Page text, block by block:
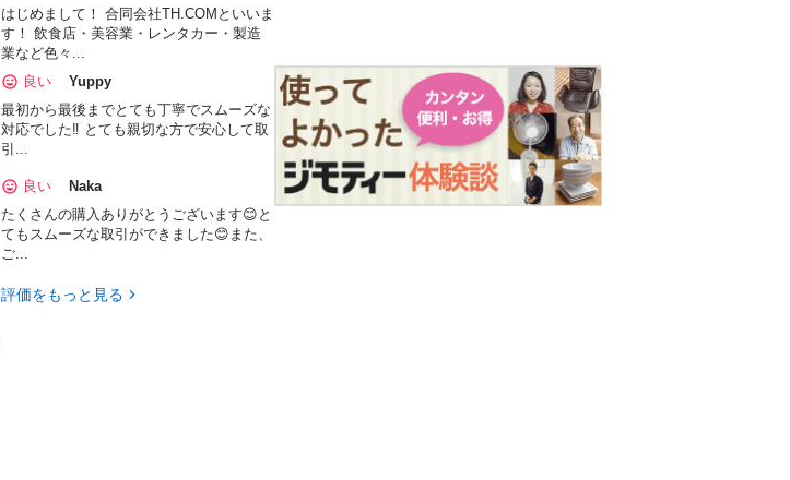
はじめまして！ 合同会社TH.COMといいま
す！ 飲食店・美容業・レンタカー・製造
業など色々...
良い
Yuppy
最初から最後までとても丁寧でスムーズな
対応でした‼️ とても親切な方で安心して取
引...
良い
Naka
たくさんの購入ありがとうございます😊と
てもスムーズな取引ができました😊また、
ご...
評価をもっと見る